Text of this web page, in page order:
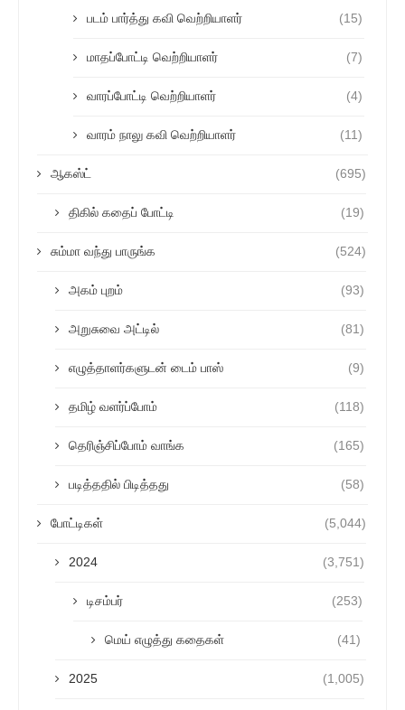
படம் பார்த்து கவி வெற்றியாளர் (15)
மாதப்போட்டி வெற்றியாளர் (7)
வாரப்போட்டி வெற்றியாளர் (4)
வாரம் நாலு கவி வெற்றியாளர் (11)
ஆகஸ்ட் (695)
திகில் கதைப் போட்டி (19)
சும்மா வந்து பாருங்க (524)
அகம் புறம் (93)
அறுசுவை அட்டில் (81)
எழுத்தாளர்களுடன் டைம் பாஸ் (9)
தமிழ் வளர்ப்போம் (118)
தெரிஞ்சிப்போம் வாங்க (165)
படித்ததில் பிடித்தது (58)
போட்டிகள் (5,044)
2024 (3,751)
டிசம்பர் (253)
மெய் எழுத்து கதைகள் (41)
2025 (1,005)